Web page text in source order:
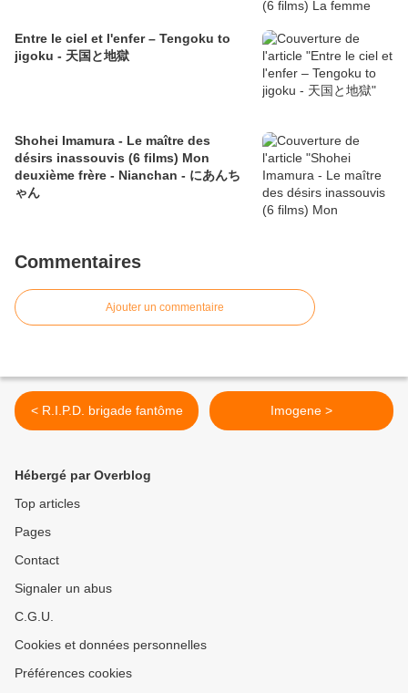
Entre le ciel et l'enfer – Tengoku to
jigoku - 天国と地獄
Shohei Imamura - Le maître des
désirs inassouvis (6 films) Mon
deuxième frère - Nianchan - にあんち
ゃん
Commentaires
Ajouter un commentaire
< R.I.P.D. brigade fantôme Imogene >
Hébergé par Overblog
Top articles
Pages
Contact
Signaler un abus
C.G.U.
Cookies et données personnelles
Préférences cookies